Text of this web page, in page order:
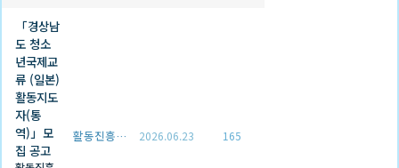
「경상남
도 청소
년국제교
류 (일본)
활동지도
자(통
역)」모
집 공고
활동진흥센터 2026.06.23 165